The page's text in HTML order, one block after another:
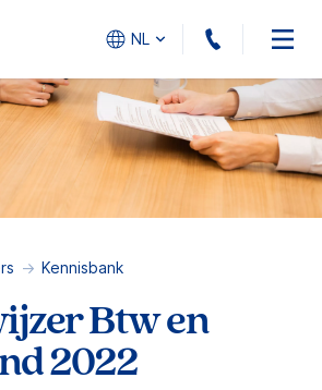
NL 010 -
Kennisbank
Btw en
2022